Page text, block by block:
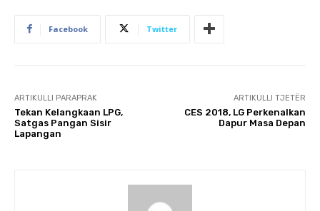
Facebook Twitter
ARTIKULLI PARAPRAK
Tekan Kelangkaan LPG,
Satgas Pangan Sisir
Lapangan
ARTIKULLI TJETËR
CES 2018, LG Perkenalkan
Dapur Masa Depan